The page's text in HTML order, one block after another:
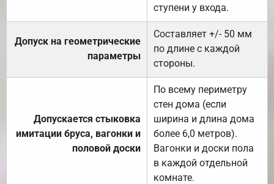
ступени у входа.
Допуск на геометрические
параметры
Составляет +/- 50 мм
по длине с каждой
стороны.
Допускается стыковка
имитации бруса, вагонки и
половой доски
По всему периметру
стен дома (если
ширина и длина дома
более 6,0 метров).
Вагонки и доски пола
в каждой отдельной
комнате.